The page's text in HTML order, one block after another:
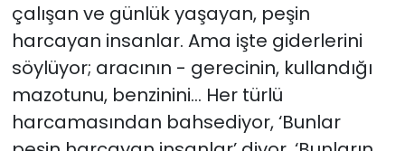
çalışan ve günlük yaşayan, peşin
harcayan insanlar. Ama işte giderlerini
söylüyor; aracının - gerecinin, kullandığı
mazotunu, benzinini… Her türlü
harcamasından bahsediyor, ‘Bunlar